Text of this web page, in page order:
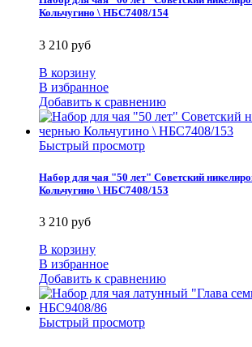
Кольчугино \ НБС7408/154
3 210 руб
В корзину
В избранное
Добавить к сравнению
Быстрый просмотр
Набор для чая "50 лет" Советский
Кольчугино \ НБС7408/153
3 210 руб
В корзину
В избранное
Добавить к сравнению
Быстрый просмотр